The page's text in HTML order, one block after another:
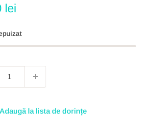
lei
Adaugă la lista de dorințe